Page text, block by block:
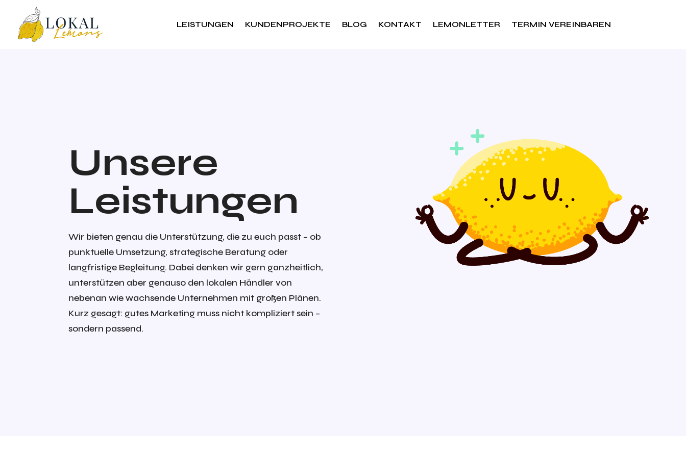
LEISTUNGEN KUNDENPROJEKTE BLOG KONTAKT LEMONLETTER TERMIN VEREINBAREN
Unsere
Leistungen
Wir bieten genau die Unterstützung, die zu euch passt – ob
punktuelle Umsetzung, strategische Beratung oder
langfristige Begleitung. Dabei denken wir gern ganzheitlich,
unterstützen aber genauso den lokalen Händler von
nebenan wie wachsende Unternehmen mit großen Plänen.
Kurz gesagt: gutes Marketing muss nicht kompliziert sein –
sondern passend.